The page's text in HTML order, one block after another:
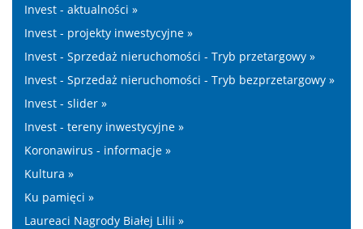
Invest - aktualności »
Invest - projekty inwestycyjne »
Invest - Sprzedaż nieruchomości - Tryb przetargowy »
Invest - Sprzedaż nieruchomości - Tryb bezprzetargowy »
Invest - slider »
Invest - tereny inwestycyjne »
Koronawirus - informacje »
Kultura »
Ku pamięci »
Laureaci Nagrody Białej Lilii »